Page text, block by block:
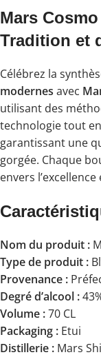
Mars
Tradition et
Célébrez la
modernes avec
utilisant des
technologie tout
garantissant une
gorgée. Chaque
envers
Nom du produit :
Type de produit :
Provenance :
Degré d’alcool :
Volume :70 CL
Packaging : Etui
Distillerie : Mars